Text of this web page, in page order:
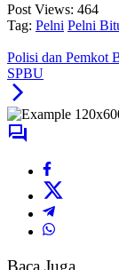
Post Views: 464
Tag: Pelni Pelni
Polisi dan Pemkot
SPBU
Baca Juga